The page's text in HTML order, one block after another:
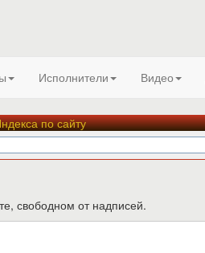
Исполнители Видео
по сайту
свободном от надписей.